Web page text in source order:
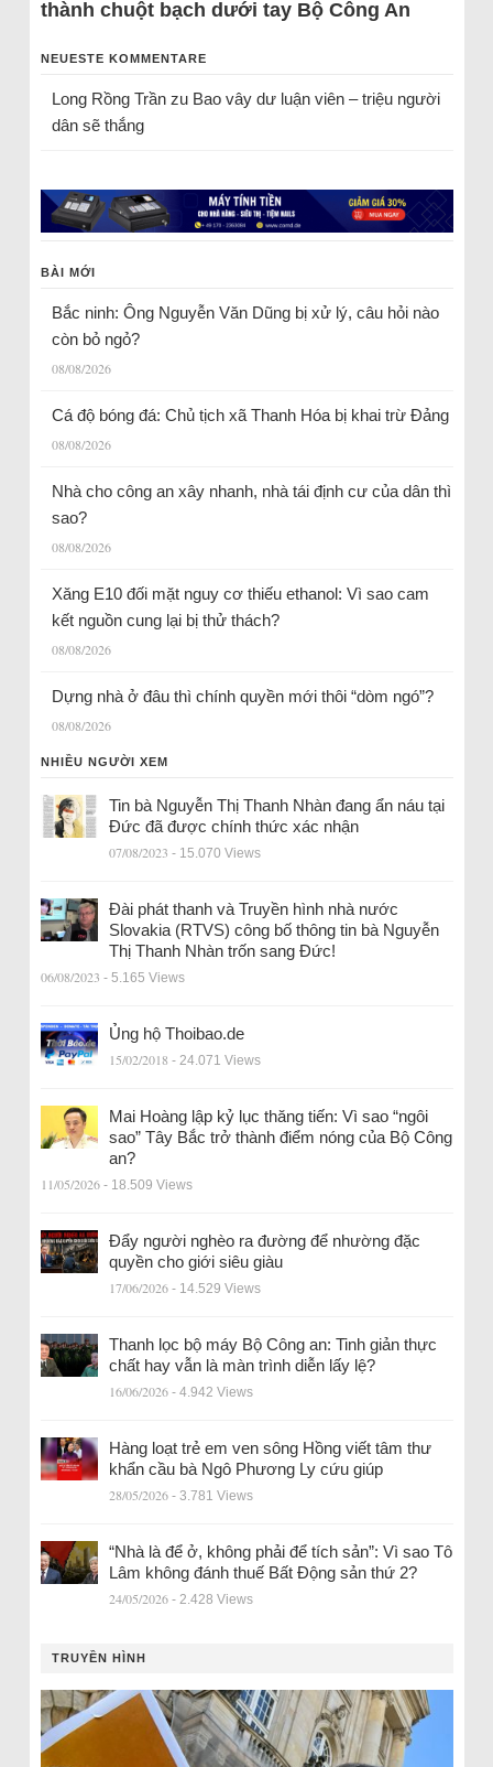
thành chuột bạch dưới tay Bộ Công An
NEUESTE KOMMENTARE
Long Rồng Trầnzu Bao vây dư luận viên – triệu người
dân sẽ thắng
BÀI MỚI
Bắc ninh: Ông Nguyễn Văn Dũng bị xử lý, câu hỏi nào
còn bỏ ngỏ?
08/08/2026
Cá độ bóng đá: Chủ tịch xã Thanh Hóa bị khai trừ Đảng
08/08/2026
Nhà cho công an xây nhanh, nhà tái định cư của dân thì
sao?
08/08/2026
Xăng E10 đối mặt nguy cơ thiếu ethanol: Vì sao cam
kết nguồn cung lại bị thử thách?
08/08/2026
Dựng nhà ở đâu thì chính quyền mới thôi “dòm ngó”?
08/08/2026
NHIỀU NGƯỜI XEM
Tin bà Nguyễn Thị Thanh Nhàn đang ẩn náu tại
Đức đã được chính thức xác nhận
07/08/2023 - 15.070 Views
Đài phát thanh và Truyền hình nhà nước
Slovakia (RTVS) công bố thông tin bà Nguyễn
Thị Thanh Nhàn trốn sang Đức!
06/08/2023 - 5.165 Views
Ủng hộ Thoibao.de
15/02/2018 - 24.071 Views
Mai Hoàng lập kỷ lục thăng tiến: Vì sao “ngôi
sao” Tây Bắc trở thành điểm nóng của Bộ Công
an?
11/05/2026 - 18.509 Views
Đẩy người nghèo ra đường để nhường đặc
quyền cho giới siêu giàu
17/06/2026 - 14.529 Views
Thanh lọc bộ máy Bộ Công an: Tinh giản thực
chất hay vẫn là màn trình diễn lấy lệ?
16/06/2026 - 4.942 Views
Hàng loạt trẻ em ven sông Hồng viết tâm thư
khẩn cầu bà Ngô Phương Ly cứu giúp
28/05/2026 - 3.781 Views
“Nhà là để ở, không phải để tích sản”: Vì sao Tô
Lâm không đánh thuế Bất Động sản thứ 2?
24/05/2026 - 2.428 Views
TRUYỀN HÌNH